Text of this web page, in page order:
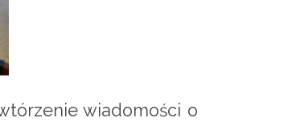
wiadomości o